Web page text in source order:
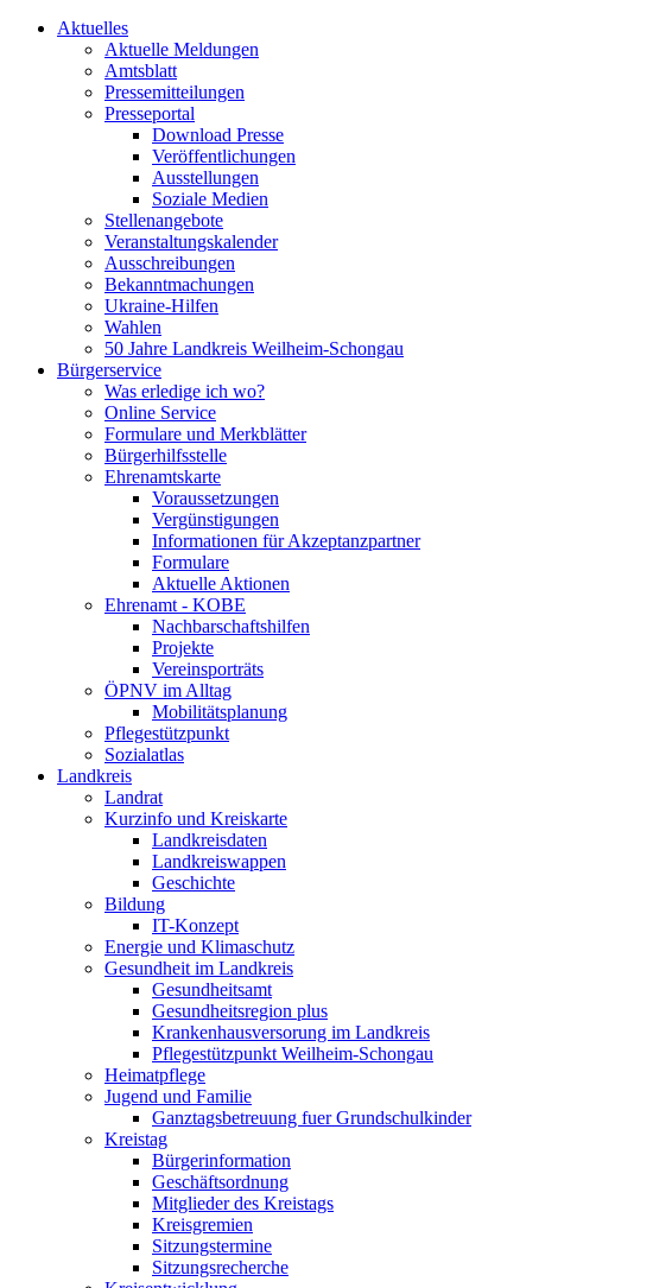
Aktuelles
Aktuelle Meldungen
Amtsblatt
Pressemitteilungen
Presseportal
Download Presse
Veröffentlichungen
Ausstellungen
Soziale Medien
Stellenangebote
Veranstaltungskalender
Ausschreibungen
Bekanntmachungen
Ukraine-Hilfen
Wahlen
50 Jahre Landkreis Weilheim-Schongau
Bürgerservice
Was erledige ich wo?
Online Service
Formulare und Merkblätter
Bürgerhilfsstelle
Ehrenamtskarte
Voraussetzungen
Vergünstigungen
Informationen für Akzeptanzpartner
Formulare
Aktuelle Aktionen
Ehrenamt - KOBE
Nachbarschaftshilfen
Projekte
Vereinsporträts
ÖPNV im Alltag
Mobilitätsplanung
Pflegestützpunkt
Sozialatlas
Landkreis
Landrat
Kurzinfo und Kreiskarte
Landkreisdaten
Landkreiswappen
Geschichte
Bildung
IT-Konzept
Energie und Klimaschutz
Gesundheit im Landkreis
Gesundheitsamt
Gesundheitsregion plus
Krankenhausversorung im Landkreis
Pflegestützpunkt Weilheim-Schongau
Heimatpflege
Jugend und Familie
Ganztagsbetreuung fuer Grundschulkinder
Kreistag
Bürgerinformation
Geschäftsordnung
Mitglieder des Kreistags
Kreisgremien
Sitzungstermine
Sitzungsrecherche